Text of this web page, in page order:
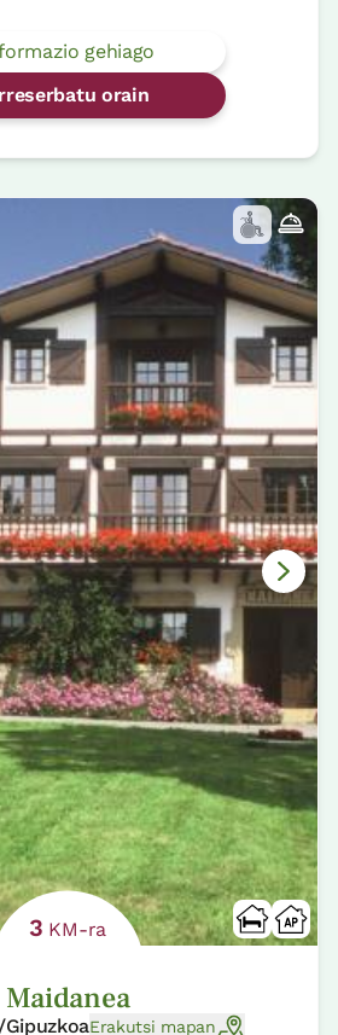
gehiago
orain
3 KM-ra
Maidanea
Erakutsi mapan